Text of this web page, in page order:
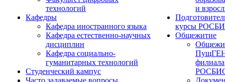
технологий
Кафедры
Кафедра иностранного языка
Кафедра естественно-научных
дисциплин
Кафедра социально-
гуманитарных технологий
Студенческий кампус
Часто задаваемые вопросы
и
курсы
Общежитие
филиала